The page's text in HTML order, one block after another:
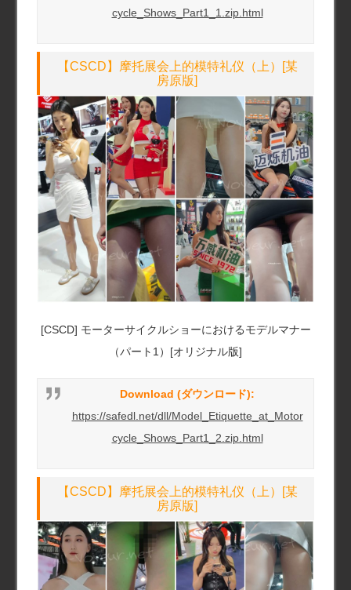
cycle_Shows_Part1_1.zip.html
【CSCD】摩托展会上的模特礼仪（上）[某
房原版]
[CSCD] モーターサイクルショーにおけるモデルマナー
（パート1）[オリジナル版]
Download (ダウンロード):
https://safedl.net/dll/Model_Etiquette_at_Motor
cycle_Shows_Part1_2.zip.html
【CSCD】摩托展会上的模特礼仪（上）[某
房原版]